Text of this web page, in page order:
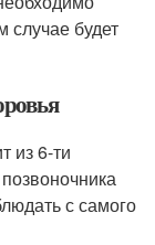
случае будет
из 6-ти
с самого